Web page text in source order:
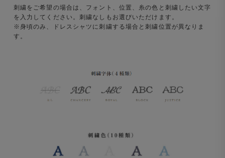
刺繍をご希望の場合は、フォント、位置、糸の色と刺繍したい文字
を入力してください。刺繍なしもお選びいただけます。
※身頃のみ、ドレスシャツに刺繍する場合と刺繍位置が異なりま
す。